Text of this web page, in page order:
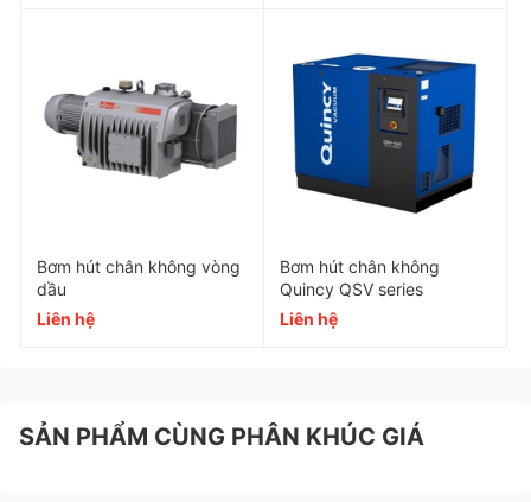
Ngành y tế: Cung cấp chân không cho các thiết
bị vô trùng và lưu trữ.
Ngành công nghiệp chế biến gỗ: Hút chân
không trong sản xuất và gia công sản phẩm gỗ.
hotline 0988.913.060 để nhận báo giá và hỗ trợ kỹ
thuật chi tiết.
Chủng loại Bơm chân không vòng dầu
Bơm hút chân không vòng
dầu
Liên hệ
Bơm hút chân không
Quincy QSV series
Liên hệ
SẢN PHẨM CÙNG PHÂN KHÚC GIÁ